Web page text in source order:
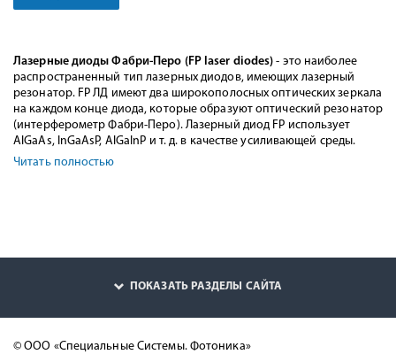
Лазерные диоды Фабри-Перо (FP laser diodes) - это наиболее
распространенный тип лазерных диодов, имеющих лазерный
резонатор. FP ЛД имеют два широкополосных оптических зеркала
на каждом конце диода, которые образуют оптический резонатор
(интерферометр Фабри-Перо). Лазерный диод FP использует
AlGaAs, InGaAsP, AlGaInP и т. д. в качестве усиливающей среды.
Читать полностью
ПОКАЗАТЬ РАЗДЕЛЫ САЙТА
© ООО «Специальные Системы. Фотоника»